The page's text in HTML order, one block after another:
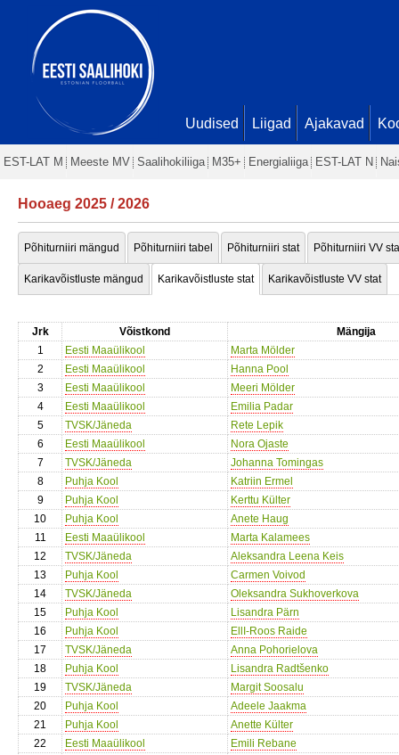
Uudised Liigad Ajakavad
EST-LAT M Meeste MV Saalihokiliiga M35+ Energialiiga EST-LAT N
Hooaeg 2025 / 2026
Põhiturniiri mängud Põhiturniiri tabel Põhiturniiri stat Põhiturniiri VV
Karikavõistluste mängud Karikavõistluste stat Karikavõistluste VV stat
Jrk Võistkond
Mängija
1
Eesti Maaülikool
Marta Mölder
2
Eesti Maaülikool
Hanna Pool
3
Eesti Maaülikool
Meeri Mölder
4
Eesti Maaülikool
Emilia Padar
5
TVSK/Jäneda
Rete Lepik
6
Eesti Maaülikool
Nora Ojaste
7
TVSK/Jäneda
Johanna Tomingas
8
Puhja Kool
Katriin Ermel
9
Puhja Kool
Kerttu Külter
10
Puhja Kool
Anete Haug
11
Eesti Maaülikool
Marta Kalamees
12
TVSK/Jäneda
Aleksandra Leena Keis
13
Puhja Kool
Carmen Voivod
14
TVSK/Jäneda
Oleksandra Sukhoverkova
15
Puhja Kool
Lisandra Pärn
16
Puhja Kool
EllI-Roos Raide
17
TVSK/Jäneda
Anna Pohorielova
18
Puhja Kool
Lisandra Radtšenko
19
TVSK/Jäneda
Margit Soosalu
20
Puhja Kool
Adeele Jaakma
21
Puhja Kool
Anette Külter
22
Eesti Maaülikool
Emili Rebane